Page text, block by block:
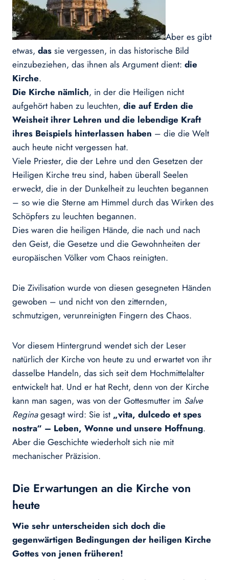
Aber es gibt
etwas, das sie vergessen, in das historische Bild
einzubeziehen, das ihnen als Argument dient: die
Kirche.
Die Kirche nämlich, in der die Heiligen nicht
aufgehört haben zu leuchten, die auf Erden die
Weisheit ihrer Lehren und die lebendige Kraft
ihres Beispiels hinterlassen haben – die die Welt
auch heute nicht vergessen hat.
Viele Priester, die der Lehre und den Gesetzen der
Heiligen Kirche treu sind, haben überall Seelen
erweckt, die in der Dunkelheit zu leuchten begannen
– so wie die Sterne am Himmel durch das Wirken des
Schöpfers zu leuchten begannen.
Dies waren die heiligen Hände, die nach und nach
den Geist, die Gesetze und die Gewohnheiten der
europäischen Völker vom Chaos reinigten.
Die Zivilisation wurde von diesen gesegneten Händen
gewoben – und nicht von den zitternden,
schmutzigen, verunreinigten Fingern des Chaos.
Vor diesem Hintergrund wendet sich der Leser
natürlich der Kirche von heute zu und erwartet von ihr
dasselbe Handeln, das sich seit dem Hochmittelalter
entwickelt hat. Und er hat Recht, denn von der Kirche
kann man sagen, was von der Gottesmutter im Salve
Reginagesagt wird: Sie ist „vita, dulcedo et spes
nostra“ – Leben, Wonne und unsere Hoffnung.
Aber die Geschichte wiederholt sich nie mit
mechanischer Präzision.
Die Erwartungen an die Kirche von
heute
Wie sehr unterscheiden sich doch die
gegenwärtigen Bedingungen der heiligen Kirche
Gottes von jenen früheren!